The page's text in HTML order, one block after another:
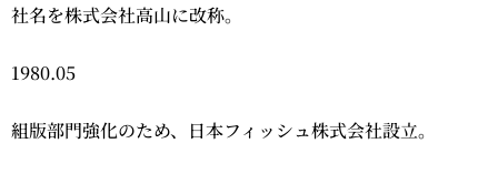
社名を株式会社高山に改称。
1980.05
組版部門強化のため、日本フィッシュ株式会社設立。